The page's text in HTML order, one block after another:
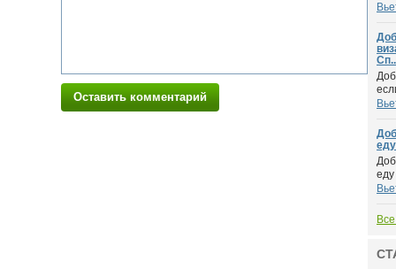
Оставить комментарий
Сп..